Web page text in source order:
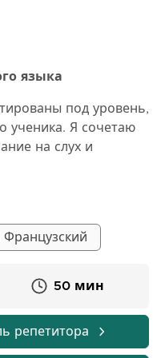
онлайн.
языка
под уровень,
ученика. Я сочетаю
на слух и
обеспечить полный
оценка знаний и
ученика (чтение,
речи,
при
обратная
Французский
50 мин
репетитора